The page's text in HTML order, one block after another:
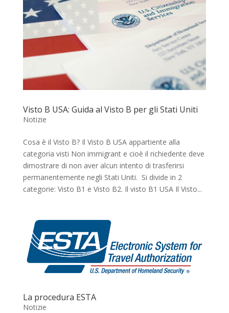
Visto B USA: Guida al Visto B per gli Stati Uniti
Notizie
Cosa è il Visto B? Il Visto B USA appartiente alla
categoria visti Non immigrant e cioè il richiedente deve
dimostrare di non aver alcun intento di trasferirsi
permanentemente negli Stati Uniti. Si divide in 2
categorie: Visto B1 e Visto B2. Il visto B1 USA Il Visto...
La procedura ESTA
Notizie